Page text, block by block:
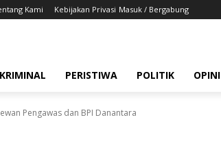
Kami Kebijakan Privasi Masuk / Bergabung
PERISTIWA POLITIK OPINI
Pengawas dan BPI Danantara